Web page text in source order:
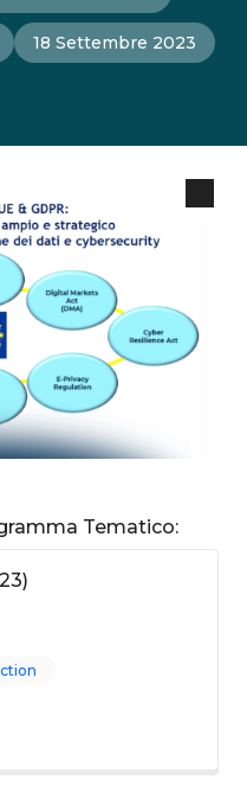
18 Settembre 2023
Tematico: